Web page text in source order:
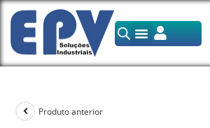
Produto anterior